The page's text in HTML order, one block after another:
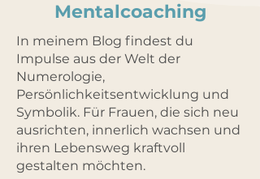
Mentalcoaching
In meinem Blog findest du
Impulse aus der Welt der
Numerologie,
Persönlichkeitsentwicklung und
Symbolik. Für Frauen, die sich neu
ausrichten, innerlich wachsen und
ihren Lebensweg kraftvoll
gestalten möchten.